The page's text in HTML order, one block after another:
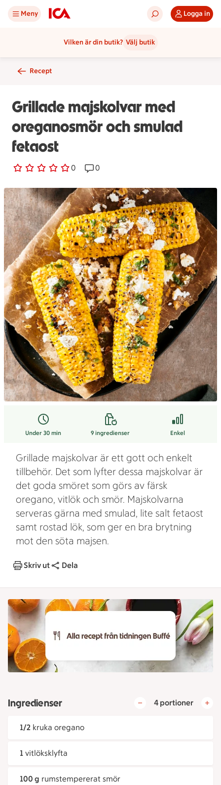
Meny Logga in
Vilken är din butik? Välj butik
Recept
Grillade majskolvar med
oreganosmör och smulad
fetaost
0
0 personer har röstatReceptet har 0 kommentarer
0
Under 30 min 9ingredienser Enkel
Grillade majskolvar är ett gott och enkelt
tillbehör. Det som lyfter dessa majskolvar är
det goda smöret som görs av färsk
oregano, vitlök och smör. Majskolvarna
serveras gärna med smulad, lite salt fetaost
samt rostad lök, som ger en bra brytning
mot den söta majsen.
Skriv ut Dela
Ingredienser 4 portioner
1/2 kruka oregano
1 vitlöksklyfta
100 g rumstempererat smör